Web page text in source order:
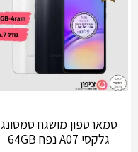
סמארטפון מושגח סמסונג
גלקסי A07 נפח 64GB